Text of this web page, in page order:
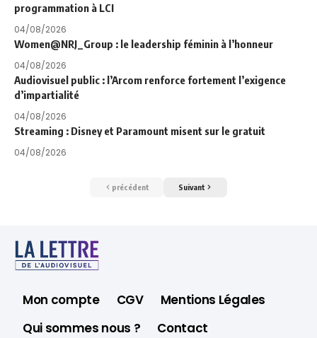
programmation à LCI
04/08/2026
Women@NRJ_Group : le leadership féminin à l’honneur
04/08/2026
Audiovisuel public : l’Arcom renforce fortement l’exigence
d’impartialité
04/08/2026
Streaming : Disney et Paramount misent sur le gratuit
04/08/2026
précédent Suivant
Mon compte CGV
Mentions Légales
Qui sommes nous ?
Contact